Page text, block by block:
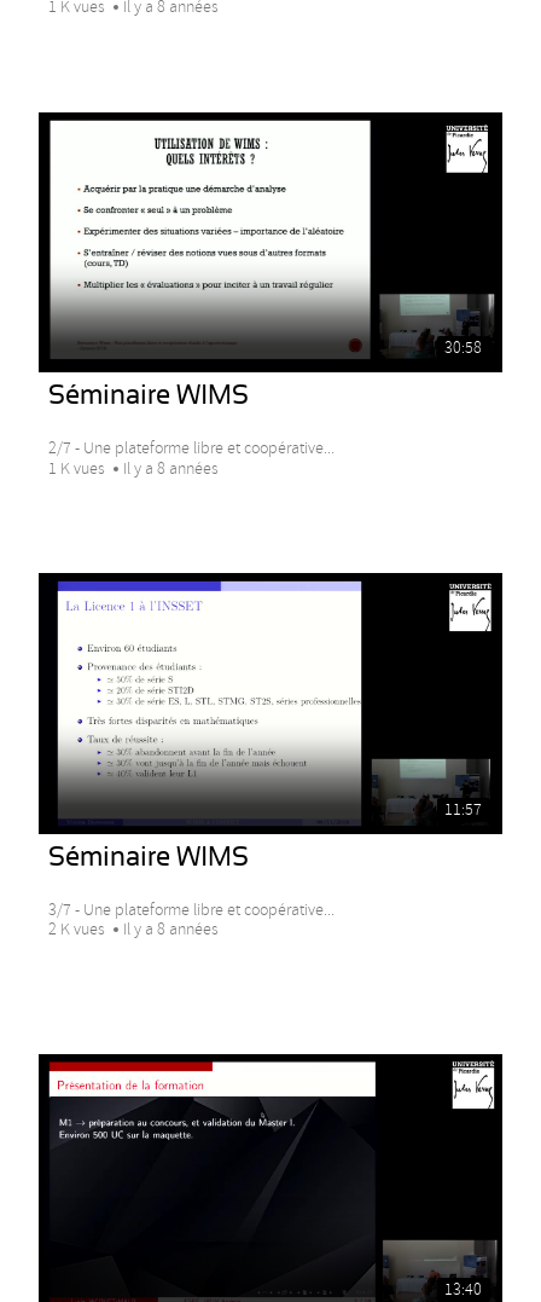
1 K vues Il y a 8 années
30:58
Séminaire WIMS
2/7 - Une plateforme libre et coopérative...
1 K vues
Il y a 8 années
11:57
Séminaire WIMS
3/7 - Une plateforme libre et coopérative...
2 K vues
Il y a 8 années
13:40